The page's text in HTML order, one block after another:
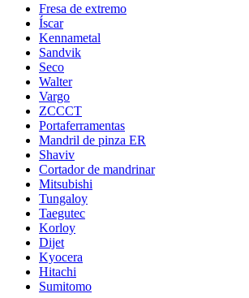
Fresa de extremo
Íscar
Kennametal
Sandvik
Seco
Walter
Vargo
ZCCCT
Portaferramentas
Mandril de pinza ER
Shaviv
Cortador de mandrinar
Mitsubishi
Tungaloy
Taegutec
Korloy
Dijet
Kyocera
Hitachi
Sumitomo